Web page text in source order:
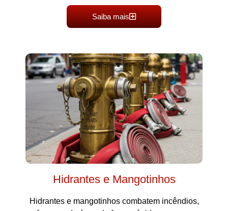
Saiba mais
Hidrantes e Mangotinhos
Hidrantes e mangotinhos combatem incêndios,